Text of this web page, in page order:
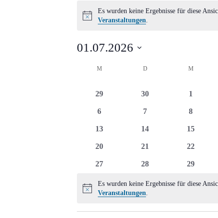
Hinweis
Es wurden keine Ergebnisse für diese
Veranstaltungen.
01.07.2026
Kalender
von
Veranstaltungen
M DDIENSTAG M
0
29
0
30
0
1
0
6
0
7
0
8
0
13
0
14
0
15
0
20
0
21
0
22
0
27
0
28
0
29
Hinweis
Es wurden keine Ergebnisse für diese
Veranstaltungen.